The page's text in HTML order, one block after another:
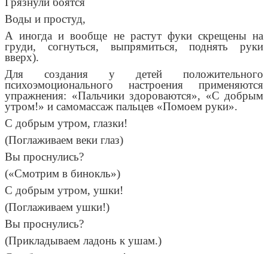
Воды и простуд,
А иногда и вообще не растут фуки скрещены на
груди, согнуться, выпрямиться, поднять руки
вверх).
Для создания у детей положительного
психоэмоционального настроения применяются
упражнения: «Пальчики здороваются», «С добрым
утром!» и самомассаж пальцев «Помоем руки».
С добрым утром, глазки!
(Поглаживаем веки глаз)
Вы проснулись?
(«Смотрим в бинокль»)
С добрым утром, ушки!
(Поглаживаем ушки!)
Вы проснулись?
(Прикладываем ладонь к ушам.)